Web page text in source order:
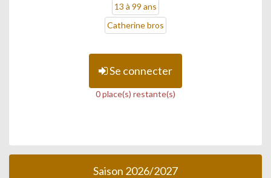
13 à 99 ans
Catherine bros
Se connecter
0 place(s) restante(s)
Saison 2026/2027